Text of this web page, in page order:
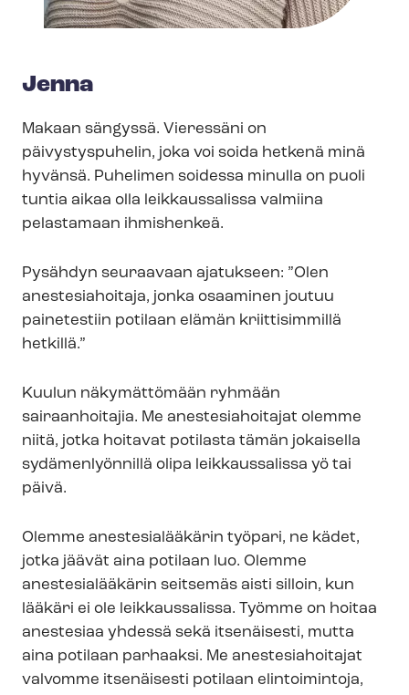
Jenna
Makaan sängyssä. Vieressäni on
päivystyspuhelin, joka voi soida hetkenä minä
hyvänsä. Puhelimen soidessa minulla on puoli
tuntia aikaa olla leikkaussalissa valmiina
pelastamaan ihmishenkeä.
Pysähdyn seuraavaan ajatukseen: ”Olen
anestesiahoitaja, jonka osaaminen joutuu
painetestiin potilaan elämän kriittisimmillä
hetkillä.”
Kuulun näkymättömään ryhmään
sairaanhoitajia. Me anestesiahoitajat olemme
niitä, jotka hoitavat potilasta tämän jokaisella
sydämenlyönnillä olipa leikkaussalissa yö tai
päivä.
Olemme anestesialääkärin työpari, ne kädet,
jotka jäävät aina potilaan luo. Olemme
anestesialääkärin seitsemäs aisti silloin, kun
lääkäri ei ole leikkaussalissa. Työmme on hoitaa
anestesiaa yhdessä sekä itsenäisesti, mutta
aina potilaan parhaaksi. Me anestesiahoitajat
valvomme itsenäisesti potilaan elintoimintoja,